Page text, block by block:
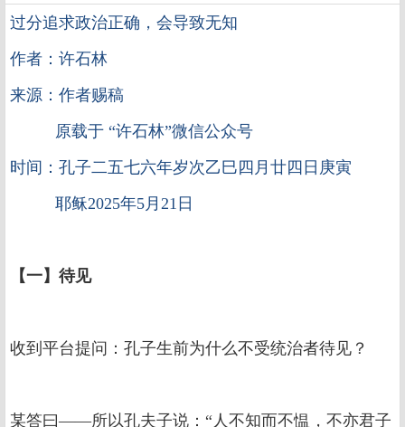
过分追求政治正确，会导致无知
作者：许石林
来源：作者赐稿
原载于 “许石林”微信公众号
时间：孔子二五七六年岁次乙巳四月廿四日庚寅
耶稣2025年5月21日
【一】待见
收到平台提问：孔子生前为什么不受统治者待见？
某答曰——所以孔夫子说：“人不知而不愠，不亦君子